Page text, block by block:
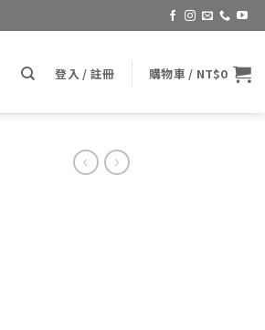
登入 / 註冊 購物車 / NT$0